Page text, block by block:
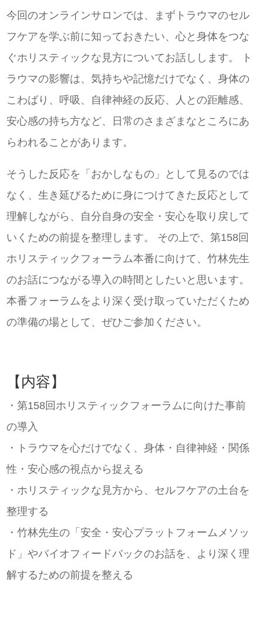
今回のオンラインサロンでは、まずトラウマのセル
フケアを学ぶ前に知っておきたい、心と身体をつな
ぐホリスティックな見方についてお話しします。 ト
ラウマの影響は、気持ちや記憶だけでなく、身体の
こわばり、呼吸、自律神経の反応、人との距離感、
安心感の持ち方など、日常のさまざまなところにあ
らわれることがあります。
そうした反応を「おかしなもの」として見るのでは
なく、生き延びるために身につけてきた反応として
理解しながら、自分自身の安全・安心を取り戻して
いくための前提を整理します。 その上で、第158回
ホリスティックフォーラム本番に向けて、竹林先生
のお話につながる導入の時間としたいと思います。
本番フォーラムをより深く受け取っていただくため
の準備の場として、ぜひご参加ください。
【内容】
・第158回ホリスティックフォーラムに向けた事前
の導入
・トラウマを心だけでなく、身体・自律神経・関係
性・安心感の視点から捉える
・ホリスティックな見方から、セルフケアの土台を
整理する
・竹林先生の「安全・安心プラットフォームメソッ
ド」やバイオフィードバックのお話を、より深く理
解するための前提を整える